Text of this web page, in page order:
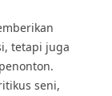
tetapi juga
seni,